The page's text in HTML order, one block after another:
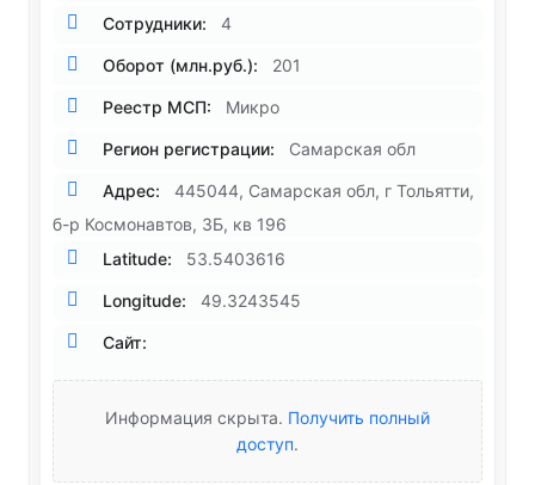
Сотрудники: 4
Оборот (млн.руб.): 201
Реестр МСП: Микро
Регион регистрации: Самарская обл
Адрес:
445044, Самарская обл, г Тольятти,
б-р Космонавтов, 3Б, кв 196
Latitude:
53.5403616
Longitude: 49.3243545
Сайт:
Информация скрыта. Получить полный
доступ.